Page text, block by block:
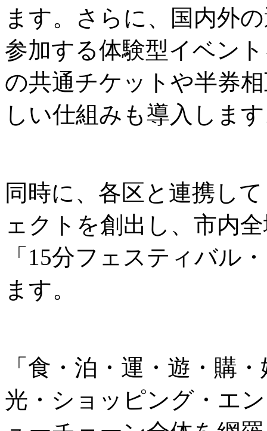
ます。さらに、国内外
参加する体験型イベン
の共通チケットや半券
しい仕組みも導入しま
同時に、各区と連携し
ェクトを創出し、市内
「15分フェスティバル
ます。
「食・泊・運・遊・購
光・ショッピング・エ